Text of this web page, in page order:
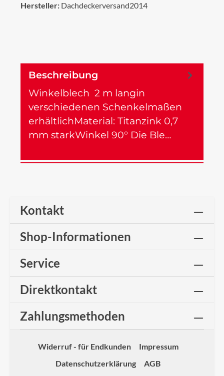
Hersteller: Dachdeckerversand2014
Beschreibung
Winkelblech 2 m langin
verschiedenen Schenkelmaßen
erhältlichMaterial: Titanzink 0,7
mm starkWinkel 90° Die Ble…
Kontakt
Shop-Informationen
Service
Direktkontakt
Zahlungsmethoden
Widerruf - für Endkunden
Impressum
Datenschutzerklärung
AGB